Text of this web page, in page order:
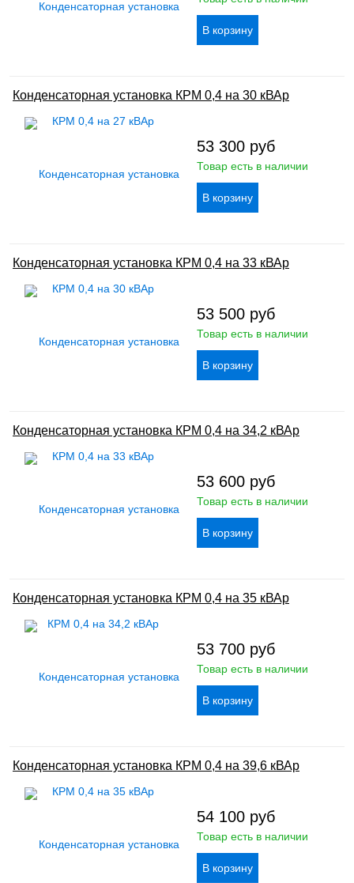
Конденсаторная установка КРМ 0,4 на 30 кВАр
53 300 руб
Товар есть в наличии
Конденсаторная установка КРМ 0,4 на 33 кВАр
53 500 руб
Товар есть в наличии
Конденсаторная установка КРМ 0,4 на 34,2 кВАр
53 600 руб
Товар есть в наличии
Конденсаторная установка КРМ 0,4 на 35 кВАр
53 700 руб
Товар есть в наличии
Конденсаторная установка КРМ 0,4 на 39,6 кВАр
54 100 руб
Товар есть в наличии